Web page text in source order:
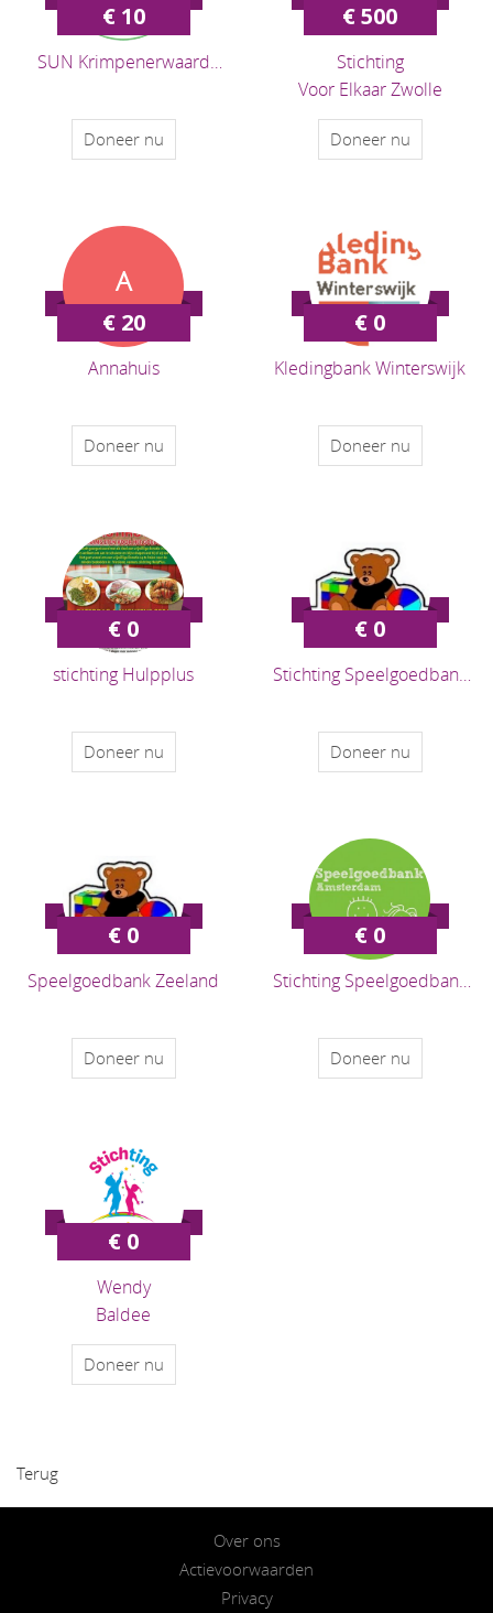
€ 10
SUN Krimpenerwaard
Krimpenerwaard)
Doneer nu
€ 500
Stichting
Voor Elkaar Zwolle
Doneer nu
A
€ 20
Annahuis
Doneer nu
€ 0
Kledingbank Winterswijk
Doneer nu
€ 0
stichting Hulpplus
Doneer nu
€ 0
Stichting Speelgoedbank
Doneer nu
€ 0
Speelgoedbank Zeeland
Doneer nu
€ 0
Stichting Speelgoedbank
Doneer nu
€ 0
Wendy
Baldee
Doneer nu
Terug
Over ons
Actievoorwaarden
Privacy